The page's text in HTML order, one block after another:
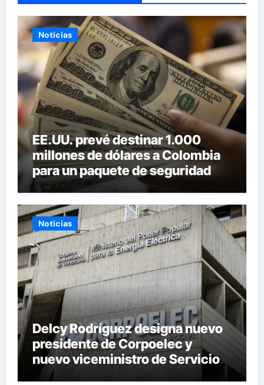
Noticias
EE.UU. prevé destinar 1.000
millones de dólares a Colombia
para un paquete de seguridad
Noticias
Delcy Rodríguez designa nuevo
presidente de Corpoelec y
nuevo viceministro de Servicios
Eléctricos